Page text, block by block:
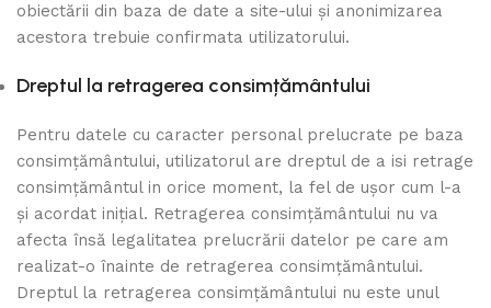
obiectării din baza de date a site-ului și anonimizarea
acestora trebuie confirmata utilizatorului.
Dreptul la retragerea consimțământului
Pentru datele cu caracter personal prelucrate pe baza
consimțământului, utilizatorul are dreptul de a isi retrage
consimțământul in orice moment, la fel de ușor cum l-a
și acordat inițial. Retragerea consimțământului nu va
afecta însă legalitatea prelucrării datelor pe care am
realizat-o înainte de retragerea consimțământului.
Dreptul la retragerea consimțământului nu este unul